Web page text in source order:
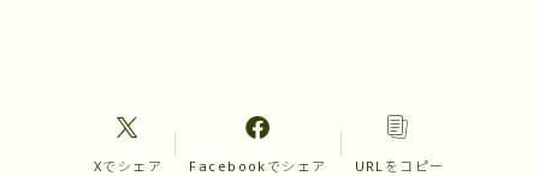
Xでシェア Facebookでシェア URLをコピー